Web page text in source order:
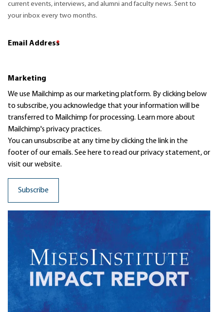
current events, interviews, and alumni and faculty news. Sent to
your inbox every two months.
Email Address
*
Marketing
We use Mailchimp as our marketing platform. By clicking below
to subscribe, you acknowledge that your information will be
transferred to Mailchimp for processing. Learn moreabout
Mailchimp's privacy practices.
You can unsubscribe at any time by clicking the link in the
footer of our emails. See here to read ourprivacy statement, or
visit our website.